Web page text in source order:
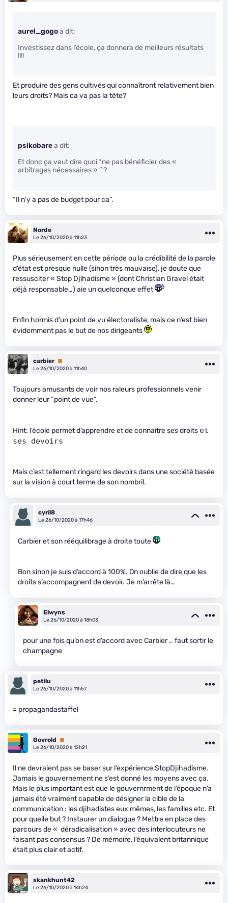
aurel_gogoa dit:
Investissez dans l’école, ça donnera de meilleurs résultats
!!!!
Et produire des gens cultivés qui connaîtront relativement bien
leurs droits? Mais ca va pas la tête?
psikobarea dit:
Et donc ça veut dire quoi “ne pas bénéficier des «
arbitrages nécessaires » ” ?
“Il n’y a pas de budget pour ca”.
Norde
Le 26/10/2020 à 11h23
Plus sérieusement en cette période ou la crédibilité de la parole
d’état est presque nulle (sinon très mauvaise), je doute que
ressusciter « Stop Djihadisme » (dont Christian Gravel était
déjà responsable…) aie un quelconque effet
Enfin hormis d’un point de vu électoraliste, mais ce n’est bien
évidemment pas le but de nos dirigeants
carbier Premium
Le 26/10/2020 à 11h40
Toujours amusants de voir nos raleurs professionnels venir
donner leur “point de vue”.
Hint: l’école permet d’apprendre et de connaitre ses droits et
ses devoirs
Mais c’est tellement ringard les devoirs dans une société basée
sur la vision à court terme de son nombril.
cyril8
Le 26/10/2020 à 17h46
Carbier et son rééquilibrage à droite toute
Bon sinon je suis d’accord à 100%. On oublie de dire que les
droits s’accompagnent de devoir. Je m’arrête là…
Elwyns
Le 26/10/2020 à 18h03
pour une fois qu’on est d’accord avec Carbier .. faut sortir le
champagne
petilu
Le 26/10/2020 à 11h57
= propagandastaffel
Govrold
Premium
Le 26/10/2020 à 12h21
Il ne devraient pas se baser sur l’expérience StopDjihadisme.
Jamais le gouvernement ne s’est donné les moyens avec ça.
Mais le plus important est que le gouvernrment de l’époque n’a
jamais été vraiment capable de désigner la cible de la
communication : les djihadistes eux mêmes, les familles etc. Et
pour quelle but ? Instaurer un dialogue ? Mettre en place des
parcours de « déradicalisation » avec des interlocuteurs ne
faisant pas consensus ? De mémoire, l’équivalent britannique
était plus clair et actif.
skankhunt42
Le 26/10/2020 à 14h24